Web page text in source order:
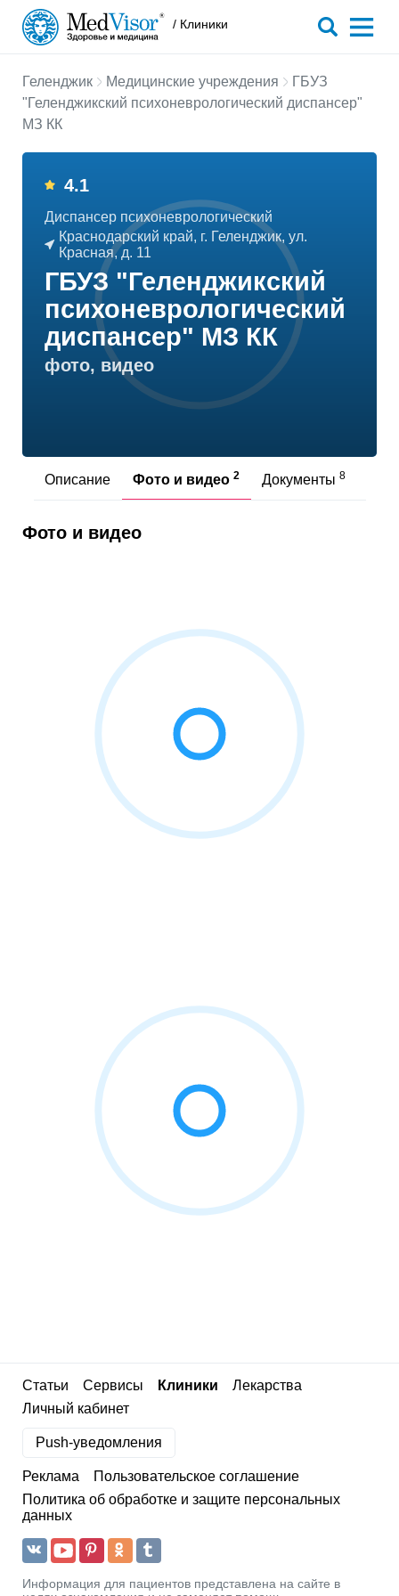
/ Клиники
Геленджик Медицинские учреждения
ГБУЗ
"Геленджикский психоневрологический диспансер"
МЗ КК
4.1
Диспансер психоневрологический
Краснодарский край, г. Геленджик, ул.
Красная, д. 11
ГБУЗ "Геленджикский
психоневрологический
диспансер" МЗ КК
фото, видео
Описание Фото и видео 2 Документы 8
Фото и видео
Статьи Сервисы Клиники
Лекарства
Личный кабинет
Push-уведомления
Реклама
Пользовательское соглашение
Политика об обработке и защите персональных
данных
Информация для пациентов представлена на сайте в